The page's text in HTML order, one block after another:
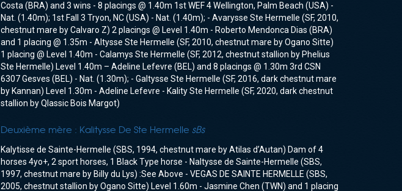
Costa (BRA) and 3 wins - 8 placings @ 1.40m 1st WEF 4 Wellington, Palm Beach (USA) -
Nat. (1.40m); 1st Fall 3 Tryon, NC (USA) - Nat. (1.40m); - Avarysse Ste Hermelle (SF, 2010,
chestnut mare by Calvaro Z) 2 placings @ Level 1.40m - Roberto Mendonca Dias (BRA)
and 1 placing @ 1.35m - Altysse Ste Hermelle (SF, 2010, chestnut mare by Ogano Sitte)
1 placing @ Level 1.40m - Calamys Ste Hermelle (SF, 2012, chestnut stallion by Phelius
Ste Hermelle) Level 1.40m – Adeline Lefevre (BEL) and 8 placings @ 1.30m 3rd CSN
6307 Gesves (BEL) - Nat. (1.30m); - Galtysse Ste Hermelle (SF, 2016, dark chestnut mare
by Kannan) Level 1.30m - Adeline Lefevre - Kality Ste Hermelle (SF, 2020, dark chestnut
stallion by Qlassic Bois Margot)
Deuxième mère : Kalitysse De Ste Hermelle sBs
Kalytisse de Sainte-Hermelle (SBS, 1994, chestnut mare by Atilas d’Autan) Dam of 4
horses 4yo+, 2 sport horses, 1 Black Type horse - Naltysse de Sainte-Hermelle (SBS,
1997, chestnut mare by Billy du Lys) :See Above - VEGAS DE SAINTE HERMELLE (SBS,
2005, chestnut stallion by Ogano Sitte) Level 1.60m - Jasmine Chen (TWN) and 1 placing